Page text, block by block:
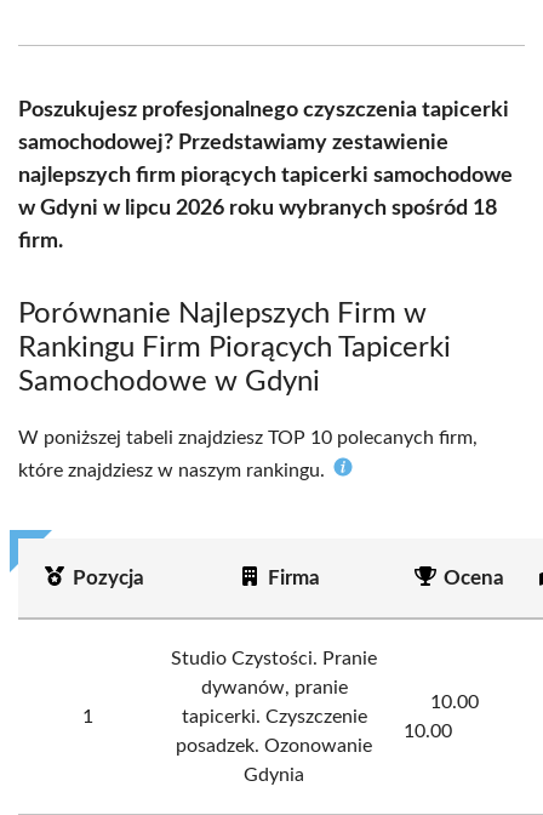
(Twitter)
Poszukujesz profesjonalnego czyszczenia tapicerki
samochodowej? Przedstawiamy zestawienie
najlepszych firm piorących tapicerki samochodowe
w Gdyni w lipcu 2026 roku wybranych spośród 18
firm.
Porównanie Najlepszych Firm w
Rankingu Firm Piorących Tapicerki
Samochodowe w Gdyni
W poniższej tabeli znajdziesz TOP 10 polecanych firm,
które znajdziesz w naszym rankingu.
Pozycja Firma Ocena
1
Studio Czystości. Pranie
dywanów, pranie
tapicerki. Czyszczenie
posadzek. Ozonowanie
Gdynia
10.00
10.00